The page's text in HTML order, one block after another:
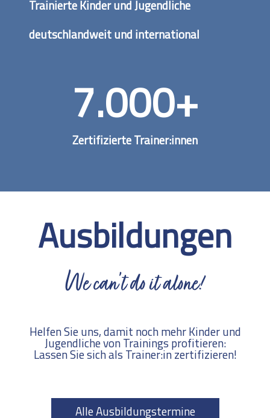
Trainierte Kinder und Jugendliche
deutschlandweit und international
Zertifizierte Trainer:innen
7.000+
Ausbildungen
We can’t do it alone!
Helfen Sie uns, damit noch mehr Kinder und
Jugendliche von Trainings profitieren:
Lassen Sie sich als Trainer:in zertifizieren!
Alle Ausbildungstermine